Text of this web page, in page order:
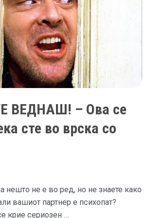
ВЕДНАШ! – Ова се
сте во врска со
нешто не е во ред, но не знаете како
вашиот партнер е психопат?
крие сериозен …